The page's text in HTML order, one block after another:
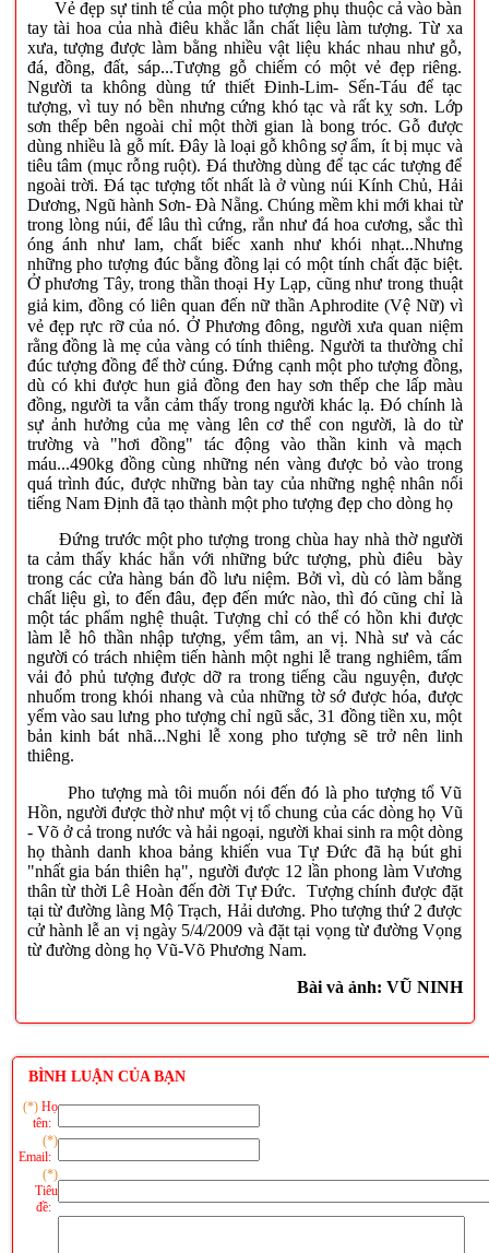
Vẻ đẹp sự tinh tế của một pho tượng phụ thuộc cả vào bàn
tay tài hoa của nhà điêu khắc lẫn chất liệu làm tượng. Từ xa
xưa, tượng được làm bằng nhiều vật liệu khác nhau như gỗ,
đá, đồng, đất, sáp...Tượng gỗ chiếm có một vẻ đẹp riêng.
Người ta không dùng tứ thiết Đinh-Lim- Sến-Táu để tạc
tượng, vì tuy nó bền nhưng cứng khó tạc và rất kỵ sơn. Lớp
sơn thếp bên ngoài chỉ một thời gian là bong tróc. Gỗ được
dùng nhiều là gỗ mít. Đây là loại gỗ không sợ ẩm, ít bị mục và
tiêu tâm (mục rỗng ruột). Đá thường dùng để tạc các tượng để
ngoài trời. Đá tạc tượng tốt nhất là ở vùng núi Kính Chủ, Hải
Dương, Ngũ hành Sơn- Đà Nẵng. Chúng mềm khi mới khai từ
trong lòng núi, để lâu thì cứng, rắn như đá hoa cương, sắc thì
óng ánh như lam, chất biếc xanh như khói nhạt...Nhưng
những pho tượng đúc bằng đồng lại có một tính chất đặc biệt.
Ở phương Tây, trong thần thoại Hy Lạp, cũng như trong thuật
giả kim, đồng có liên quan đến nữ thần Aphrodite(Vệ Nữ) vì
vẻ đẹp rực rỡ của nó. Ở Phương đông, người xưa quan niệm
rằng đồng là mẹ của vàng có tính thiêng. Người ta thường chỉ
đúc tượng đồng để thờ cúng. Đứng cạnh một pho tượng đồng,
dù có khi được hun giả đồng đen hay sơn thếp che lấp màu
đồng, người ta vẫn cảm thấy trong người khác lạ. Đó chính là
sự ảnh hưởng của mẹ vàng lên cơ thể con người, là do từ
trường và "hơi đồng" tác động vào thần kinh và mạch
máu...490kg đồng cùng những nén vàng được bỏ vào trong
quá trình đúc, được những bàn tay của những nghệ nhân nổi
tiếng Nam Định đã tạo thành một pho tượng đẹp cho dòng họ
Đứng trước một pho tượng trong chùa hay nhà thờ người
ta cảm thấy khác hẳn với những bức tượng, phù điêu bày
trong các cửa hàng bán đồ lưu niệm. Bởi vì, dù có làm bằng
chất liệu gì, to đến đâu, đẹp đến mức nào, thì đó cũng chỉ là
một tác phẩm nghệ thuật. Tượng chỉ có thể có hồn khi được
làm lễ hô thần nhập tượng, yểm tâm, an vị. Nhà sư và các
người có trách nhiệm tiến hành một nghi lễ trang nghiêm, tấm
vải đỏ phủ tượng được dỡ ra trong tiếng cầu nguyện, được
nhuốm trong khói nhang và của những tờ sớ được hóa, được
yểm vào sau lưng pho tượng chỉ ngũ sắc, 31 đồng tiền xu, một
bản kinh bát nhã...Nghi lễ xong pho tượng sẽ trở nên linh
thiêng.
Pho tượng mà tôi muốn nói đến đó là pho tượng tổ Vũ
Hồn, người được thờ như một vị tổ chung của các dòng họ Vũ
- Võ ở cả trong nước và hải ngoại, người khai sinh ra một dòng
họ thành danh khoa bảng khiến vua Tự Đức đã hạ bút ghi
"nhất gia bán thiên hạ", người được 12 lần phong làm Vương
thân từ thời Lê Hoàn đến đời Tự Đức. Tượng chính được đặt
tại từ đường làng Mộ Trạch, Hải dương. Pho tượng thứ 2 được
cử hành lễ an vị ngày 5/4/2009 và đặt tại vọng từ đường Vọng
từ đường dòng họ Vũ-Võ Phương Nam.
Bài và ảnh: VŨ NINH
BÌNH LUẬN CỦA BẠN
(*) Họ
tên:
(*)
Email:
(*)
Tiêu
đề: